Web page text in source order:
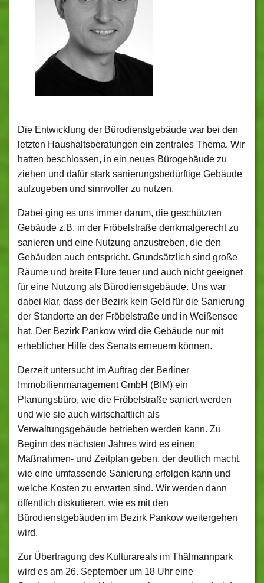
Die Entwicklung der Bürodienstgebäude war bei den
letzten Haushaltsberatungen ein zentrales Thema. Wir
hatten beschlossen, in ein neues Bürogebäude zu
ziehen und dafür stark sanierungsbedürftige Gebäude
aufzugeben und sinnvoller zu nutzen.
Dabei ging es uns immer darum, die geschützten
Gebäude z.B. in der Fröbelstraße denkmalgerecht zu
sanieren und eine Nutzung anzustreben, die den
Gebäuden auch entspricht. Grundsätzlich sind große
Räume und breite Flure teuer und auch nicht geeignet
für eine Nutzung als Bürodienstgebäude. Uns war
dabei klar, dass der Bezirk kein Geld für die Sanierung
der Standorte an der Fröbelstraße und in Weißensee
hat. Der Bezirk Pankow wird die Gebäude nur mit
erheblicher Hilfe des Senats erneuern können.
Derzeit untersucht im Auftrag der Berliner
Immobilienmanagement GmbH (BIM) ein
Planungsbüro, wie die Fröbelstraße saniert werden
und wie sie auch wirtschaftlich als
Verwaltungsgebäude betrieben werden kann. Zu
Beginn des nächsten Jahres wird es einen
Maßnahmen- und Zeitplan geben, der deutlich macht,
wie eine umfassende Sanierung erfolgen kann und
welche Kosten zu erwarten sind. Wir werden dann
öffentlich diskutieren, wie es mit den
Bürodienstgebäuden im Bezirk Pankow weitergehen
wird.
Zur Übertragung des Kulturareals im Thälmannpark
wird es am 26. September um 18 Uhr eine